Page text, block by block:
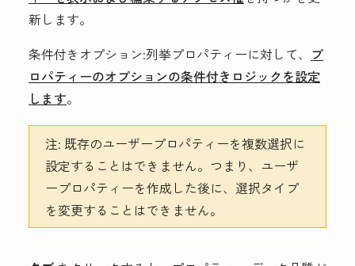
新します。
条件付きオプション:列挙プロパティーに対して、
プ
ロパティーのオプションの条件付きロジックを設定
します。
注: 既存のユーザープロパティーを複数選択に
設定することはできません。つまり、ユーザ
ープロパティーを作成した後に、選択タイプ
を変更することはできません。